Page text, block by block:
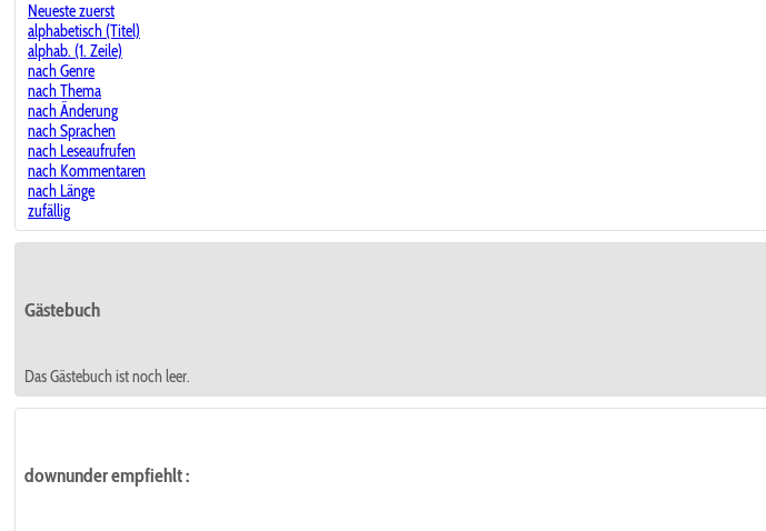
Neueste zuerst
alphabetisch (Titel)
alphab. (1. Zeile)
nach Genre
nach Thema
nach Änderung
nach Sprachen
nach Leseaufrufen
nach Kommentaren
nach Länge
zufällig
Gästebuch
Das Gästebuch ist noch leer.
downunder empfiehlt: